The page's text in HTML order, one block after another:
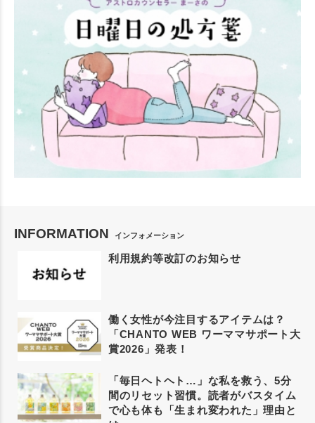
INFORMATION インフォメーション
利用規約等改訂のお知らせ
働く女性が今注目するアイテムは？
「CHANTO WEB ワーママサポート大
賞2026」発表！
「毎日ヘトヘト…」な私を救う、5分
間のリセット習慣。読者がバスタイム
で心も体も「生まれ変われた」理由と